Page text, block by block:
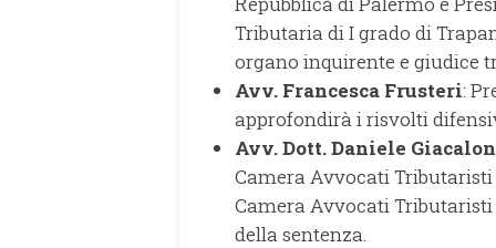
Tributaria di I grado di
organo inquirente e giudice
Avv. Francesca Frusteri:
approfondirà i risvolti
Avv. Dott. Daniele
Camera Avvocati Tributaristi
Camera Avvocati
della sentenza.